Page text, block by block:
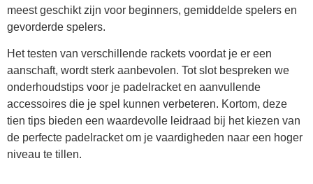
meest geschikt zijn voor beginners, gemiddelde spelers en
gevorderde spelers.
Het testen van verschillende rackets voordat je er een
aanschaft, wordt sterk aanbevolen. Tot slot bespreken we
onderhoudstips voor je padelracket en aanvullende
accessoires die je spel kunnen verbeteren. Kortom, deze
tien tips bieden een waardevolle leidraad bij het kiezen van
de perfecte padelracket om je vaardigheden naar een hoger
niveau te tillen.